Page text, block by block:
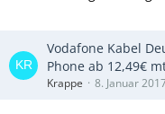
Vodafone Kabel
Phone ab 12,49€
Krappe 8. Januar